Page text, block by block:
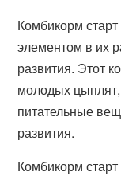
Комбикорм
элементом в их
развития. Этот
молодых
питательные
развития.
Комбикорм